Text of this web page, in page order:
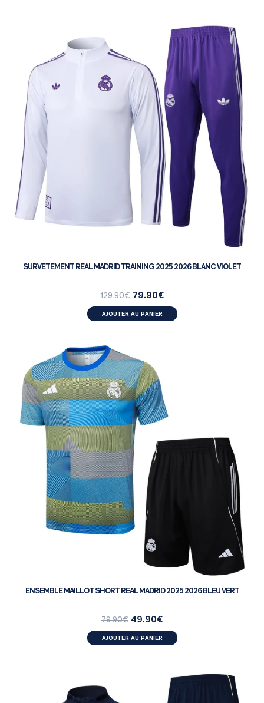
SURVETEMENT REAL MADRID TRAINING 2025 2026 BLANC VIOLET
129.90€ 79.90€
AJOUTER AU PANIER
ENSEMBLE MAILLOT SHORT REAL MADRID 2025 2026 BLEU VERT
79.90€ 49.90€
AJOUTER AU PANIER